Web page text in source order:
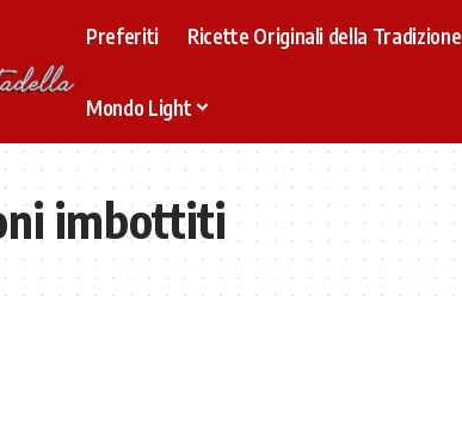
Preferiti Ricette Originali della Tradizione
Mondo Light
imbottiti